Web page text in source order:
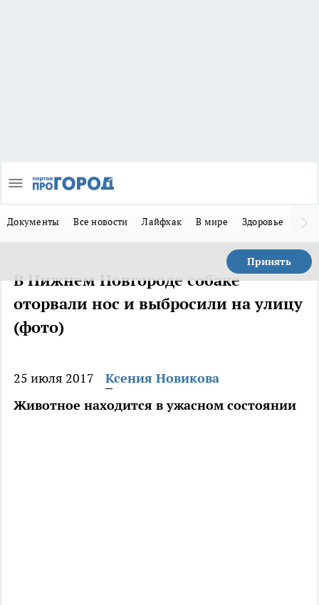
Документы Все новости Лайфхак В мире Здоровье
Принять
В Нижнем Новгороде собаке
оторвали нос и выбросили на улицу
(фото)
25 июля 2017
Ксения Новикова
Животное находится в ужасном состоянии